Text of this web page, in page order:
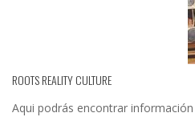
ROOTS REALITY CULTURE
Aqui podrás encontrar